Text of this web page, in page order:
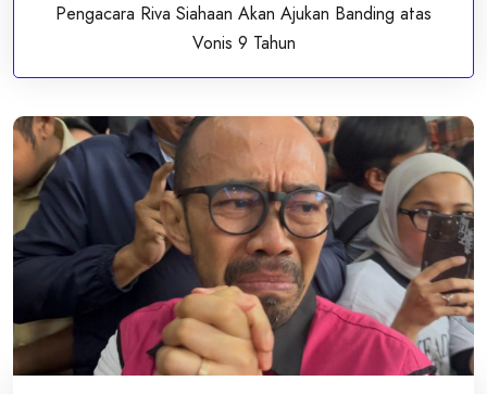
Pengacara Riva Siahaan Akan Ajukan Banding atas
Vonis 9 Tahun